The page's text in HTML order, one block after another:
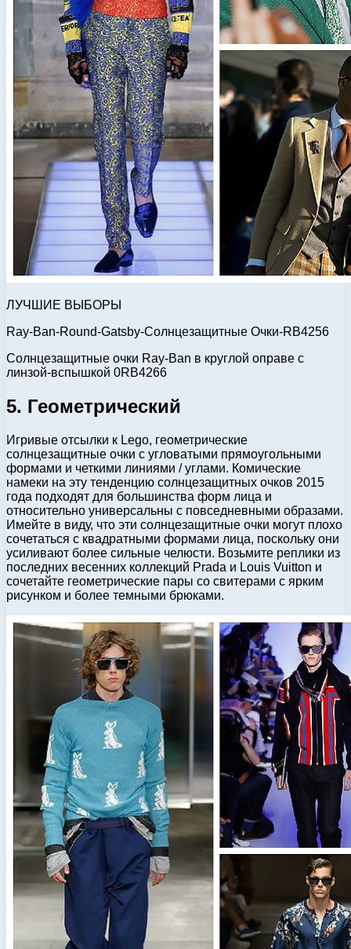
ЛУЧШИЕ ВЫБОРЫ
Ray-Ban-Round-Gatsby-Солнцезащитные Очки-RB4256
Солнцезащитные очки Ray-Ban в круглой оправе с
линзой-вспышкой 0RB4266
5. Геометрический
Игривые отсылки к Lego, геометрические
солнцезащитные очки с угловатыми прямоугольными
формами и четкими линиями / углами. Комические
намеки на эту тенденцию солнцезащитных очков 2015
года подходят для большинства форм лица и
относительно универсальны с повседневными образами.
Имейте в виду, что эти солнцезащитные очки могут плохо
сочетаться с квадратными формами лица, поскольку они
усиливают более сильные челюсти. Возьмите реплики из
последних весенних коллекций Prada и Louis Vuitton и
сочетайте геометрические пары со свитерами с ярким
рисунком и более темными брюками.